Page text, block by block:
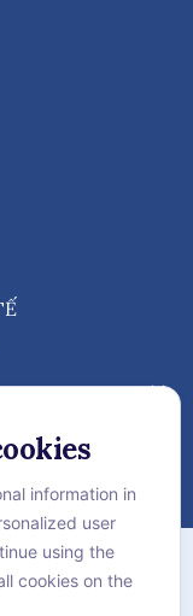
tế Vejthani
information in
user
using the
cookies on the